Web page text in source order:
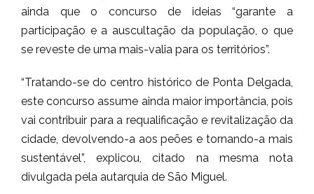
ainda que o concurso de ideias “garante a
participação e a auscultação da população, o que
se reveste de uma mais-valia para os territórios”.
“Tratando-se do centro histórico de Ponta Delgada,
este concurso assume ainda maior importância, pois
vai contribuir para a requalificação e revitalização da
cidade, devolvendo-a aos peões e tornando-a mais
sustentável”, explicou, citado na mesma nota
divulgada pela autarquia de São Miguel.